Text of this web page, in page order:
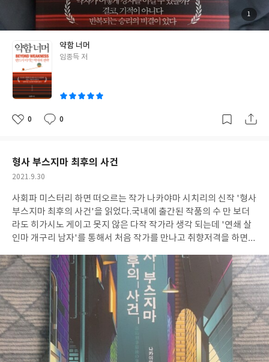
출신의 임종득이 펴낸 '약함너머'는 전쟁이나 스포츠에서 전략이
필요하듯 우리의 삶과 사회속에서도 약자로서 잘 살아갈 수 있도록
도움이 되는 다양한 이야기들을 담은 책이다. 우리나라와 세계의 역
사속에서 절대 불가능 할것 같은 싸움에서 승리를 할수 있었던 그 원
동력은 무엇인지 실제 역사의 유명한 전쟁들과 영웅들,사회적 이슈
들과 사건들,유명인들의 삶 등을 조명하며 이들이 어떤 마음가짐과
어떤 기술들이 있었는지 느끼며 조직의 리더를 꿈꾸는 사람뿐만 아
온 책이였다. P.104 신에게 아직 배 12척이 있습니다. 죽을 힘을 다
는 이유를 우리가 잊지 말고 기억 하는 것이야말로 진부하지만 진리
중에 진리인 삶의 교훈이고 책의 포인트라 생각된다. 역사를 참 좋아
들이 새로운 시선으로 바라보며 그 의미가 다르게 느껴졌다. 삶에 지
칠때마다 다시 꺼내볼 수 있는 책이 하나 더 책장에 채워지는 기분이
며 모두가 현실에서 강자를 이길수 없어도 최소한의 방어를 할수 있
는 그런 세상이 되길 바라며 '약함너머' 리뷰를 마친다.
첨
부
된
사
1
약함 너머
글
임종득 저
좋
0
댓
0
작
형사 부스지마 최후의 사건
작
일
2021.9.30
사회파 미스터리 하면 떠오르는 작가 나카야마 시치리의 신작 '형사
부스지마 최후의 사건'을 읽었다.국내에 출간된 작품의 수 만 보더
라도 히가시노 게이고 못지 않은 다작 작가라 생각 되는데 '연쇄 살
인마 개구리 남자'를 통해서 처음 작가를 만나고 취향저격을 하면서
하고 직설적인 표현으로 스피드하게 풀어가는 스타일로 대중성과
가독성 묵직한 메세지들로 매력적인 작품들을 쓰며 나카야마 시치
리는 최애 작가 중에 한명이 되었고 이번에도 작가에 대한 믿음은 변
함이 없었다. 스스로 엘리트라 자부 하지만 현실은 하층민의 생활을
하고 있는 가쿠 쇼사쿠.그는 이 모든 현실을 세상 탓으로 돌리며 은
밀히 총을 구입해 연쇄살인을 저지르지만 세 번째 살인을 실행하다
최고의 형사 부스지마가 파 놓은 함정에 걸려 체포당하고 부스지마
는 범인을 취조하면서 아주 은밀히 사람들을 조종하며 범죄를 저지